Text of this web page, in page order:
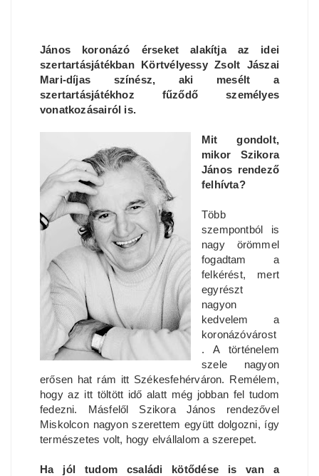
János koronázó érseket alakítja az idei
szertartásjátékban Körtvélyessy Zsolt Jászai
Mari-díjas színész, aki mesélt a
szertartásjátékhoz fűződő személyes
vonatkozásairól is.
Mit gondolt,
mikor Szikora
János rendező
felhívta?
Több
szempontból is
nagy örömmel
fogadtam a
felkérést, mert
egyrészt
nagyon
kedvelem a
koronázóvárost
. A történelem
szele nagyon
erősen hat rám itt Székesfehérváron. Remélem,
hogy az itt töltött idő alatt még jobban fel tudom
fedezni. Másfelől Szikora János rendezővel
Miskolcon nagyon szerettem együtt dolgozni, így
természetes volt, hogy elvállalom a szerepet.
Ha jól tudom családi kötődése is van a